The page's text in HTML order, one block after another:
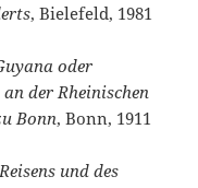
, Bielefeld, 1981
oder
der Rheinischen
Bonn, Bonn, 1911
und des